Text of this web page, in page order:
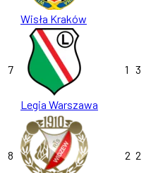
Wisła Kraków
7
Legia Warszawa
1 3
8 2 2